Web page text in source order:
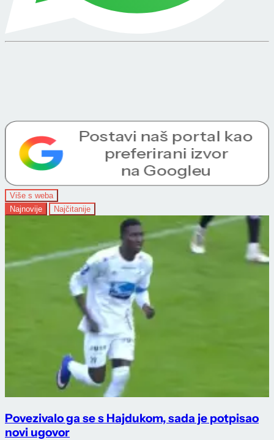
Više s weba
Najnovije
Najčitanije
Povezivalo ga se s Hajdukom, sada je potpisao
novi ugovor